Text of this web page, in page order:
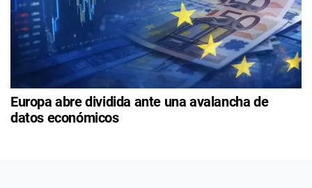
Europa abre dividida ante una avalancha de
datos económicos